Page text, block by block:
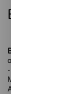
Botijo azul
Botijo azul
o rincón favorito
-
Modelado y
Altura: 10 cm